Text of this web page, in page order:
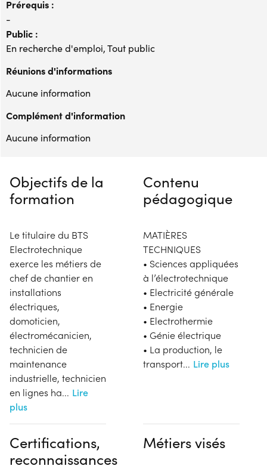
Prérequis :
-
Public :
En recherche d'emploi, Tout public
Réunions d'informations
Aucune information
Complément d'information
Aucune information
Objectifs de la
formation
Le titulaire du BTS
Electrotechnique
exerce les métiers de
chef de chantier en
installations
électriques,
domoticien,
électromécanicien,
technicien de
maintenance
industrielle, technicien
en lignes ha... Lire
plus
Contenu
pédagogique
MATIÈRES
TECHNIQUES
• Sciences appliquées
à l’électrotechnique
• Electricité générale
• Energie
• Electrothermie
• Génie électrique
• La production, le
transport... Lire plus
Certifications,
reconnaissances
Métiers visés